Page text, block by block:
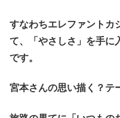
すなわちエレファントカ
て、「やさしさ」を手に
です。
宮本さんの思い描く？テ